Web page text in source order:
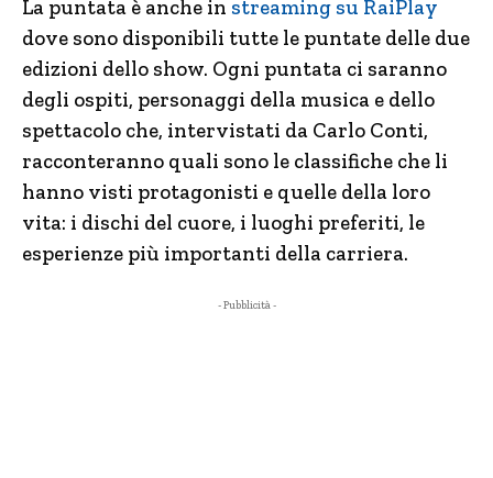
La puntata è anche in streaming su RaiPlay
dove sono disponibili tutte le puntate delle due
edizioni dello show. Ogni puntata ci saranno
degli ospiti, personaggi della musica e dello
spettacolo che, intervistati da Carlo Conti,
racconteranno quali sono le classifiche che li
hanno visti protagonisti e quelle della loro
vita: i dischi del cuore, i luoghi preferiti, le
esperienze più importanti della carriera.
- Pubblicità -